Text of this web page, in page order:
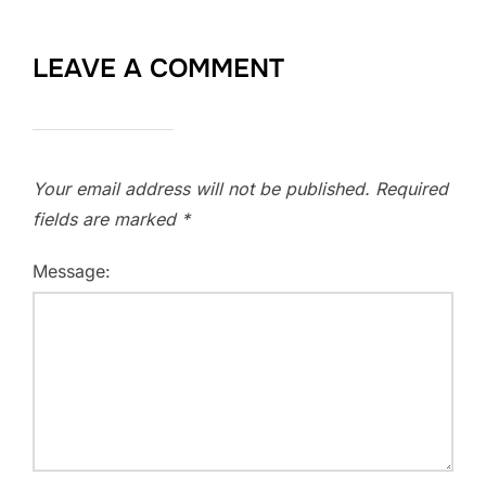
LEAVE A COMMENT
Your email address will not be published. Required
fields are marked *
Message: